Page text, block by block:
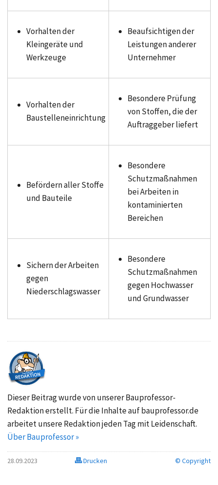
Vorhalten der
Kleingeräte und
Werkzeuge
Beaufsichtigen der
Leistungen anderer
Unternehmer
Vorhalten der
Baustelleneinrichtung
Besondere Prüfung
von Stoffen, die der
Auftraggeber liefert
Befördern aller Stoffe
und Bauteile
Besondere
Schutzmaßnahmen
bei Arbeiten in
kontaminierten
Bereichen
Sichern der Arbeiten
gegen
Niederschlagswasser
Besondere
Schutzmaßnahmen
gegen Hochwasser
und Grundwasser
Dieser Beitrag wurde von unserer Bauprofessor-
Redaktion erstellt. Für die Inhalte auf bauprofessor.de
arbeitet unsere Redaktion jeden Tag mit Leidenschaft.
Über Bauprofessor »
28.09.2023 Drucken © Copyright